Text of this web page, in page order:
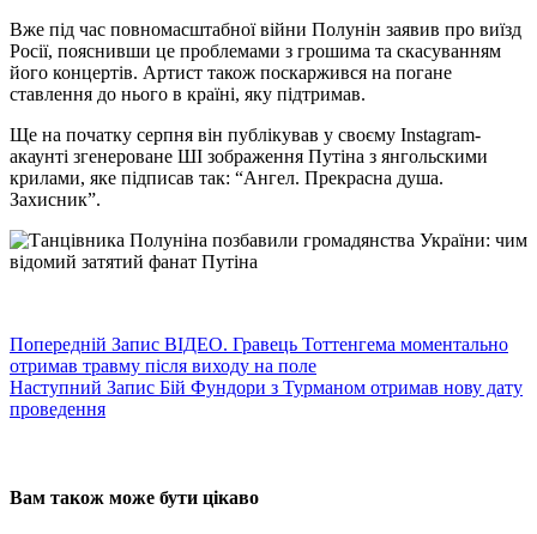
Вже під час повномасштабної війни Полунін заявив про виїзд
Росії, пояснивши це проблемами з грошима та скасуванням
його концертів. Артист також поскаржився на погане
ставлення до нього в країні, яку підтримав.
Ще на початку серпня він публікував у своєму Instagram-
акаунті згенероване ШІ зображення Путіна з янгольскими
крилами, яке підписав так: “Ангел. Прекрасна душа.
Захисник”.
Попередній Запис ВІДЕО. Гравець Тоттенгема моментально
отримав травму після виходу на поле
Наступний Запис Бій Фундори з Турманом отримав нову дату
проведення
Вам також може бути цікаво